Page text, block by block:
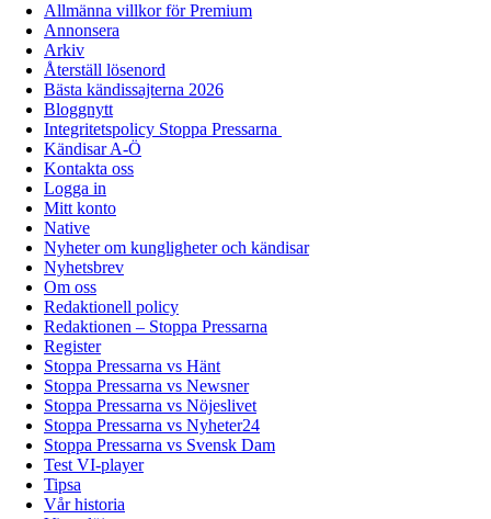
Allmänna villkor för Premium
Annonsera
Arkiv
Återställ lösenord
Bästa kändissajterna 2026
Bloggnytt
Integritetspolicy Stoppa Pressarna
Kändisar A-Ö
Kontakta oss
Logga in
Mitt konto
Native
Nyheter om kungligheter och kändisar
Nyhetsbrev
Om oss
Redaktionell policy
Redaktionen – Stoppa Pressarna
Register
Stoppa Pressarna vs Hänt
Stoppa Pressarna vs Newsner
Stoppa Pressarna vs Nöjeslivet
Stoppa Pressarna vs Nyheter24
Stoppa Pressarna vs Svensk Dam
Test VI-player
Tipsa
Vår historia